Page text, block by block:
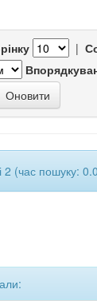
|
2 (час пошуку: